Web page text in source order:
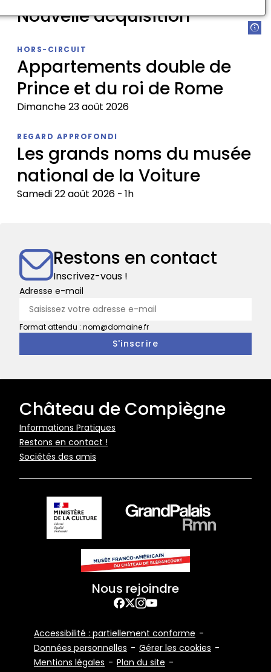
Nouvelle acquisition
acquisition
Appartements double de
Prince et du roi de Rome
Dimanche 23 août 2026
HORS-CIRCUIT
double
de
Prince
et
du
Les grands noms du musée
national de la Voiture
Samedi 22 août 2026 1h
REGARD APPROFONDI
du
musée
national
Voiture
Restons en contact
Inscrivez-vous !
Adresse e-mail
Format attendu : nom@domaine.fr
Château de Compiègne
Pied
de
page
Informations Pratiques
Restons en contact !
Sociétés des amis
Nous rejoindre
Facebook
TwitterInstagram
YouTube
Bottom
Accessibilité : partiellement conforme
Données personnelles
Gérer les cookies
Mentions légales
Plan du site